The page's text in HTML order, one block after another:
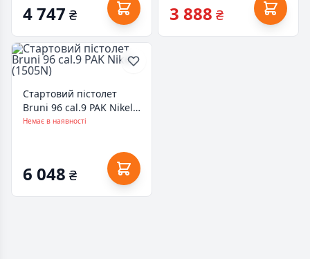
4 747 ₴ 3 888 ₴
Стартовий пістолет
Bruni 96 cal.9 PAK Nikel
(1505N)
Немає в наявності
6 048 ₴